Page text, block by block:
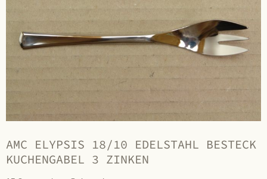
AMC ELYPSIS 18/10 EDELSTAHL BESTECK
KUCHENGABEL 3 ZINKEN